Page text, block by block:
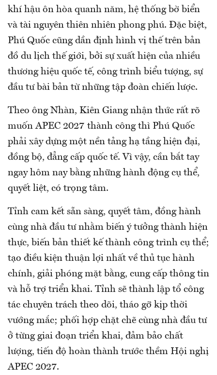
khí hậu ôn hòa quanh năm, hệ thống bờ biển
và tài nguyên thiên nhiên phong phú. Đặc biệt,
Phú Quốc cũng dần định hình vị thế trên bản
đồ du lịch thế giới, bởi sự xuất hiện của nhiều
thương hiệu quốc tế, công trình biểu tượng, sự
đầu tư bài bản từ những tập đoàn chiến lược.
Theo ông Nhàn, Kiên Giang nhận thức rất rõ
muốn APEC 2027 thành công thì Phú Quốc
phải xây dựng một nền tảng hạ tầng hiện đại,
đồng bộ, đẳng cấp quốc tế. Vì vậy, cần bắt tay
ngay hôm nay bằng những hành động cụ thể,
quyết liệt, có trọng tâm.
Tỉnh cam kết sẵn sàng, quyết tâm, đồng hành
cùng nhà đầu tư nhằm biến ý tưởng thành hiện
thực, biến bản thiết kế thành công trình cụ thể;
tạo điều kiện thuận lợi nhất về thủ tục hành
chính, giải phóng mặt bằng, cung cấp thông tin
và hỗ trợ triển khai. Tỉnh sẽ thành lập tổ công
tác chuyên trách theo dõi, tháo gỡ kịp thời
vướng mắc; phối hợp chặt chẽ cùng nhà đầu tư
ở từng giai đoạn triển khai, đảm bảo chất
lượng, tiến độ hoàn thành trước thềm Hội nghị
APEC 2027.